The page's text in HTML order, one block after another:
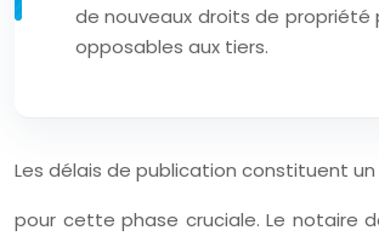
de nouveaux droits de propriété
opposables aux tiers.
Les délais de publication constituent
pour cette phase cruciale. Le notaire